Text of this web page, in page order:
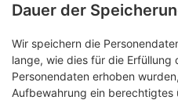
Dauer der
Wir speichern die
lange, wie dies für die
Personendaten erhoben
Aufbewahrung ein berechtigtes